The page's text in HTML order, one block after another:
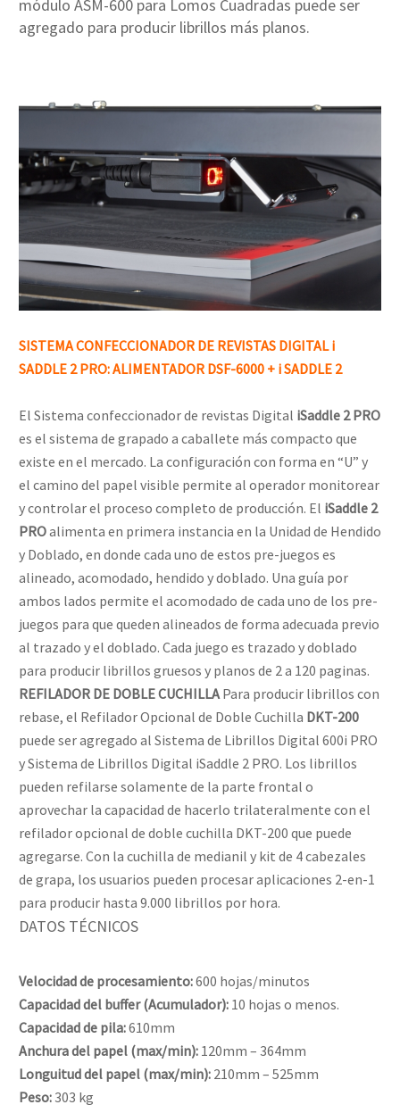
módulo ASM-600 para Lomos Cuadradas puede ser
agregado para producir librillos más planos.
SISTEMA CONFECCIONADOR DE REVISTAS DIGITAL i
SADDLE 2 PRO: ALIMENTADOR DSF-6000 + i SADDLE 2
El Sistema confeccionador de revistas Digital iSaddle 2 PRO
es el sistema de grapado a caballete más compacto que
existe en el mercado. La configuración con forma en “U” y
el camino del papel visible permite al operador monitorear
y controlar el proceso completo de producción. El iSaddle 2
PROalimenta en primera instancia en la Unidad de Hendido
y Doblado, en donde cada uno de estos pre-juegos es
alineado, acomodado, hendido y doblado. Una guía por
ambos lados permite el acomodado de cada uno de los pre-
juegos para que queden alineados de forma adecuada previo
al trazado y el doblado. Cada juego es trazado y doblado
para producir librillos gruesos y planos de 2 a 120 paginas.
REFILADOR DE DOBLE CUCHILLAPara producir librillos con
rebase, el Refilador Opcional de Doble Cuchilla DKT-200
puede ser agregado al Sistema de Librillos Digital 600i PRO
y Sistema de Librillos Digital iSaddle 2 PRO. Los librillos
pueden refilarse solamente de la parte frontal o
aprovechar la capacidad de hacerlo trilateralmente con el
refilador opcional de doble cuchilla DKT-200 que puede
agregarse. Con la cuchilla de medianil y kit de 4 cabezales
de grapa, los usuarios pueden procesar aplicaciones 2-en-1
para producir hasta 9.000 librillos por hora.
DATOS TÉCNICOS
Velocidad de procesamiento:600 hojas/minutos
Capacidad del buffer (Acumulador): 10 hojas o menos.
Capacidad de pila:610mm
Anchura del papel (max/min): 120mm – 364mm
Longuitud del papel (max/min): 210mm – 525mm
Peso:303 kg